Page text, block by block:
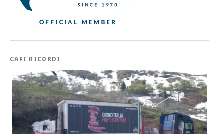
CARI RICORDI